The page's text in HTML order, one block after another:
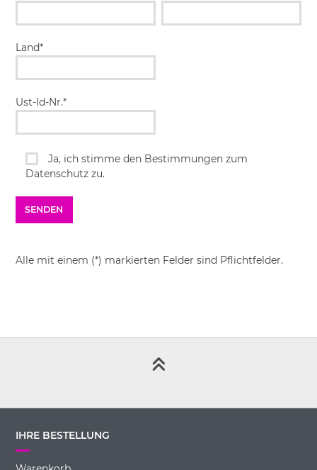
Land*
Ust-Id-Nr.*
Ja, ich stimme den Bestimmungen zum
Datenschutz zu.
Alle mit einem (*) markierten Felder sind Pflichtfelder.
IHRE BESTELLUNG